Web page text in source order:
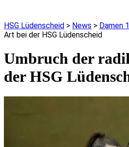
HSG Lüdenscheid > News > Damen 1
Art bei der HSG Lüdenscheid
Umbruch der
der HSG